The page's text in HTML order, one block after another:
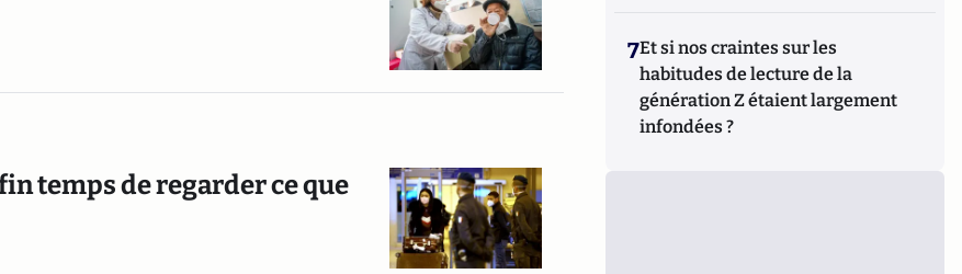
temps de regarder ce que
7Et si nos craintes sur les
habitudes de lecture de la
génération Z étaient largement
infondées ?